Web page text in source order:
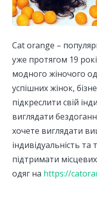
Cat orange –
уже протягом 19
модного жіночого
успішних жінок,
підкреслити свій
виглядати
хочете виглядати
індивідуальність
підтримати
одяг на https://